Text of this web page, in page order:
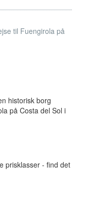
til Fuengirola på
historisk borg
på Costa del Sol i
prisklasser - find det